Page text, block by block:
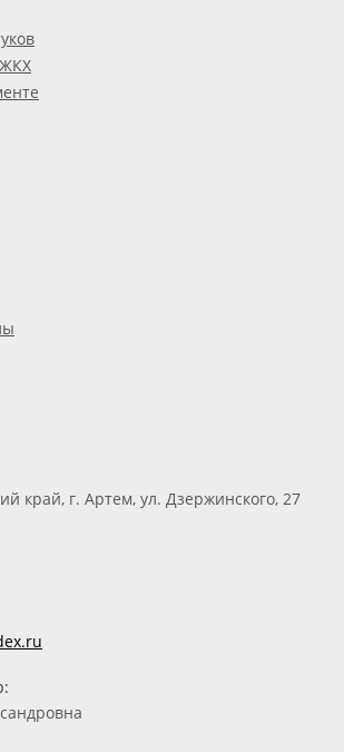
ЖКХ
край, г. Артем, ул. Дзержинского, 27